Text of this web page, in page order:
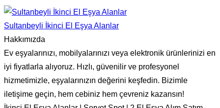
Sultanbeyli İkinci El Eşya Alanlar
Hakkımızda
Ev eşyalarınızı, mobilyalarınızı veya elektronik ürünlerinizi en
iyi fiyatlarla alıyoruz. Hızlı, güvenilir ve profesyonel
hizmetimizle, eşyalarınızın değerini keşfedin. Bizimle
iletişime geçin, hem cebiniz hem çevreniz kazansın!